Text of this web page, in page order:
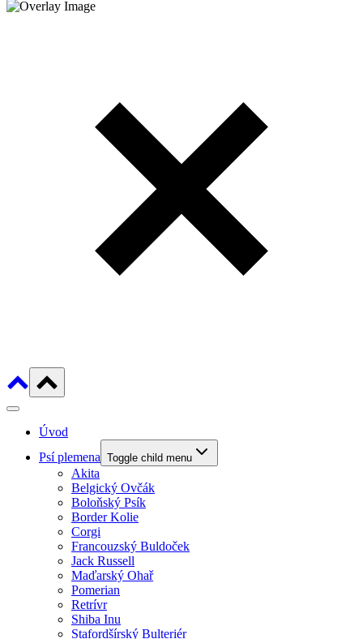
Úvod
Psí plemena Toggle child menu
Akita
Belgický Ovčák
Boloňský Psík
Border Kolie
Corgi
Francouzský Buldoček
Jack Russell
Maďarský Ohař
Pomerian
Retrívr
Shiba Inu
Stafordšírský Bulteriér